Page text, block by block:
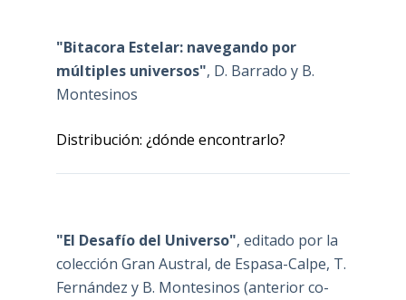
"Bitacora Estelar: navegando por
múltiples universos", D. Barrado y B.
Montesinos
Distribución: ¿dónde encontrarlo?
"El Desafío del Universo", editado por la
colección Gran Austral, de Espasa-Calpe, T.
Fernández y B. Montesinos (anterior co-